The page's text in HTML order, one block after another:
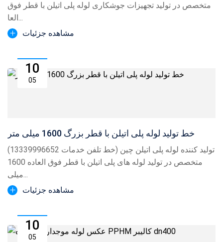
متخصص در تولید تجهیزات جوشکاری لوله پلی اتیلن با قطر فوق
العا...
مشاهده جزئیات
10
05
خط تولید لوله پلی اتیلن با قطر بزرگ 1600 میلی متر
تولید کننده لوله پلی اتیلن چین (خط تلفن خدمات 13339996652)
متخصص در تولید لوله های پلی اتیلن با قطر فوق العاده 1600
میلی...
مشاهده جزئیات
10
05